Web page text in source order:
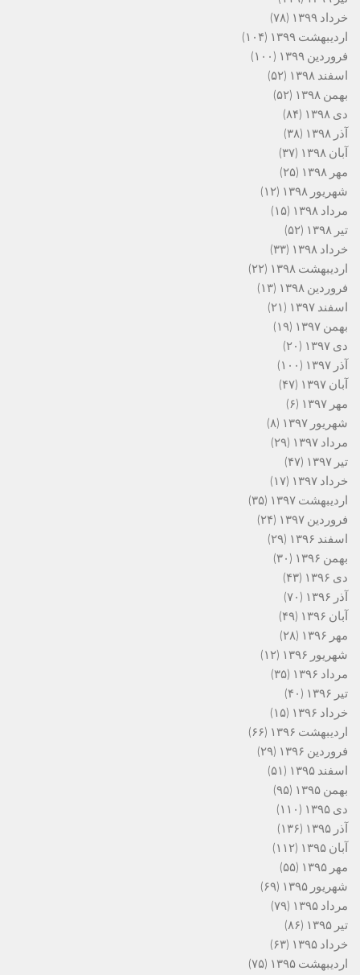
خرداد ۱۳۹۹
(۷۸)
اردیبهشت ۱۳۹۹
(۱۰۴)
فروردین ۱۳۹۹
(۱۰۰)
اسفند ۱۳۹۸
(۵۲)
بهمن ۱۳۹۸
(۵۲)
دی ۱۳۹۸
(۸۴)
آذر ۱۳۹۸
(۳۸)
آبان ۱۳۹۸
(۳۷)
مهر ۱۳۹۸
(۲۵)
شهریور ۱۳۹۸
(۱۲)
مرداد ۱۳۹۸
(۱۵)
تیر ۱۳۹۸
(۵۲)
خرداد ۱۳۹۸
(۳۳)
اردیبهشت ۱۳۹۸
(۲۲)
فروردین ۱۳۹۸
(۱۳)
اسفند ۱۳۹۷
(۲۱)
بهمن ۱۳۹۷
(۱۹)
دی ۱۳۹۷
(۲۰)
آذر ۱۳۹۷
(۱۰۰)
آبان ۱۳۹۷
(۴۷)
مهر ۱۳۹۷
(۶)
شهریور ۱۳۹۷
(۸)
مرداد ۱۳۹۷
(۲۹)
تیر ۱۳۹۷
(۴۷)
خرداد ۱۳۹۷
(۱۷)
اردیبهشت ۱۳۹۷
(۳۵)
فروردین ۱۳۹۷
(۲۴)
اسفند ۱۳۹۶
(۲۹)
بهمن ۱۳۹۶
(۳۰)
دی ۱۳۹۶
(۴۳)
آذر ۱۳۹۶
(۷۰)
آبان ۱۳۹۶
(۴۹)
مهر ۱۳۹۶
(۲۸)
شهریور ۱۳۹۶
(۱۲)
مرداد ۱۳۹۶
(۳۵)
تیر ۱۳۹۶
(۴۰)
خرداد ۱۳۹۶
(۱۵)
اردیبهشت ۱۳۹۶
(۶۶)
فروردین ۱۳۹۶
(۲۹)
اسفند ۱۳۹۵
(۵۱)
بهمن ۱۳۹۵
(۹۵)
دی ۱۳۹۵
(۱۱۰)
آذر ۱۳۹۵
(۱۳۶)
آبان ۱۳۹۵
(۱۱۲)
مهر ۱۳۹۵
(۵۵)
شهریور ۱۳۹۵
(۶۹)
مرداد ۱۳۹۵
(۷۹)
تیر ۱۳۹۵
(۸۶)
خرداد ۱۳۹۵
(۶۳)
اردیبهشت ۱۳۹۵
(۷۵)